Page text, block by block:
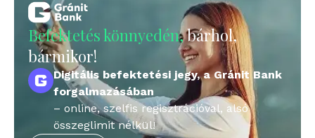
Befektetés könnyedén,bárhol,
bármikor!
Digitális befektetési jegy, a Gránit Bank
forgalmazásában
– online, szelfis regisztrációval, alsó
összeglimit nélkül!